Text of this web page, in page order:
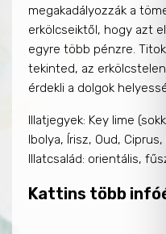
megakadályozzák a
erkölcseiktől, hogy azt
egyre több pénzre.
tekinted, az
érdekli a dolgok
Illatjegyek: Key lime
Ibolya, Írisz, Oud,
Illatcsalád: orientális,
Kattins több